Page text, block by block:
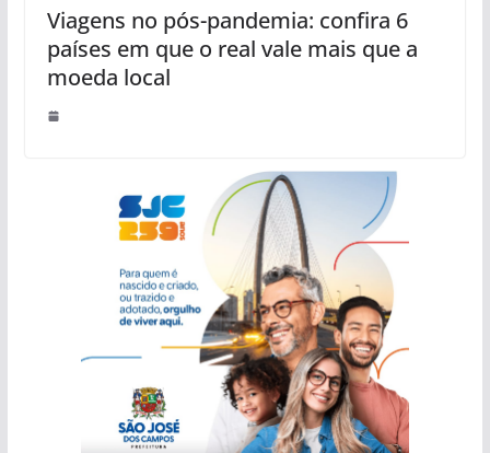
Viagens no pós-pandemia: confira 6
países em que o real vale mais que a
moeda local